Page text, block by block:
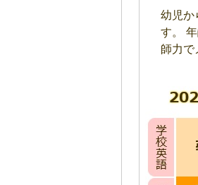
幼児か
す。
師力で